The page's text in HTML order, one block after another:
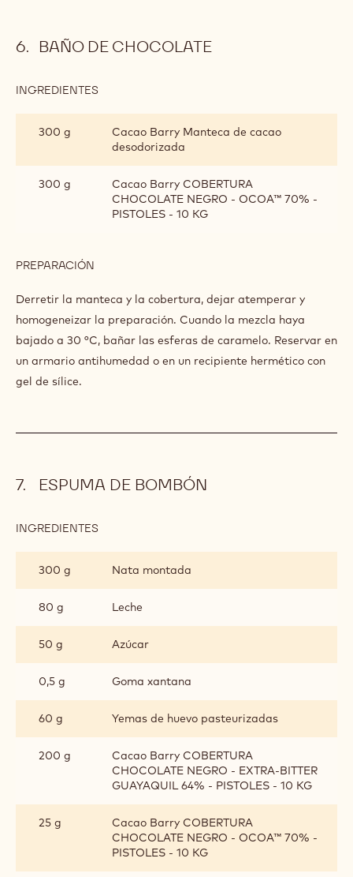
BAÑO DE CHOCOLATE
INGREDIENTES
CHOCOLATE
300 g
Cacao Barry Manteca de cacao
desodorizada
300 g
Cacao Barry COBERTURA
CHOCOLATE NEGRO - OCOA™ 70% -
PISTOLES - 10 KG
PREPARACIÓN
DE
CHOCOLATE
Derretir la manteca y la cobertura, dejar atemperar y
homogeneizar la preparación. Cuando la mezcla haya
bajado a 30 °C, bañar las esferas de caramelo. Reservar en
un armario antihumedad o en un recipiente hermético con
gel de sílice.
ESPUMA DE BOMBÓN
INGREDIENTES
BOMBÓN
300 g Nata montada
80 g Leche
50 g Azúcar
0,5 g Goma xantana
60 g Yemas de huevo pasteurizadas
200 g
Cacao Barry COBERTURA
CHOCOLATE NEGRO - EXTRA-BITTER
GUAYAQUIL 64% - PISTOLES - 10 KG
25 g
Cacao Barry COBERTURA
CHOCOLATE NEGRO - OCOA™ 70% -
PISTOLES - 10 KG